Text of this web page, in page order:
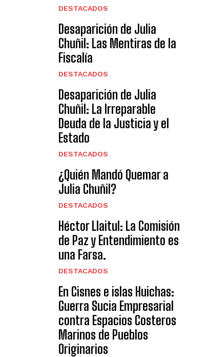
DESTACADOS
Desaparición de Julia
Chuñil: Las Mentiras de la
Fiscalía
DESTACADOS
Desaparición de Julia
Chuñil: La Irreparable
Deuda de la Justicia y el
Estado
DESTACADOS
¿Quién Mandó Quemar a
Julia Chuñil?
DESTACADOS
Héctor Llaitul: La Comisión
de Paz y Entendimiento es
una Farsa.
DESTACADOS
En Cisnes e islas Huichas:
Guerra Sucia Empresarial
contra Espacios Costeros
Marinos de Pueblos
Originarios